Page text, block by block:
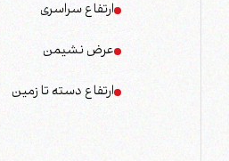
ارتفاع سراسری
عرض نشیمن
ارتفاع دسته تا زمین